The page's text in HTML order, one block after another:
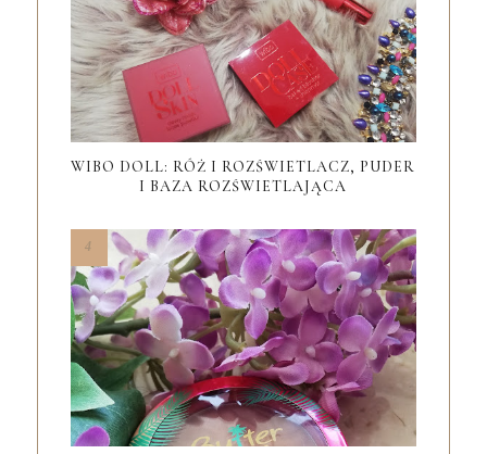
WIBO DOLL: RÓŻ I ROZŚWIETLACZ, PUDER
I BAZA ROZŚWIETLAJĄCA